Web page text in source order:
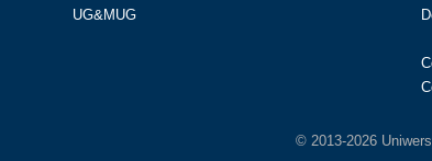
UG&MUG
© 2013-2026